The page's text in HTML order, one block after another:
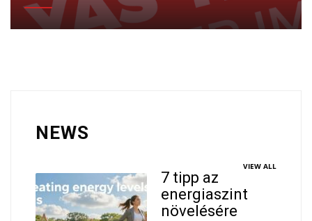
NEWS
VIEW ALL
7 tipp az
energiaszint
növelésére